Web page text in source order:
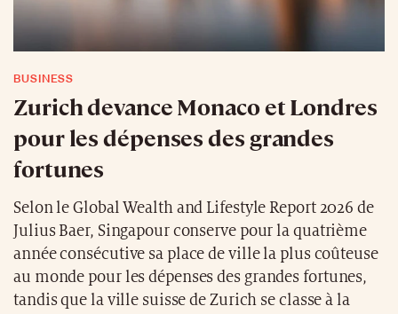
BUSINESS
Zurich devance Monaco et Londres
pour les dépenses des grandes
fortunes
Selon le Global Wealth and Lifestyle Report 2026 de
Julius Baer, Singapour conserve pour la quatrième
année consécutive sa place de ville la plus coûteuse
au monde pour les dépenses des grandes fortunes,
tandis que la ville suisse de Zurich se classe à la